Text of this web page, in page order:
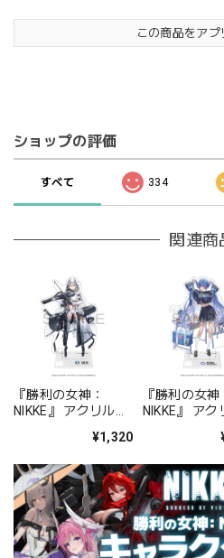
この商品をアプ
ショップの評価
すべて 334
関連商
『勝利の女神：
NIKKE』 アクリルス
¥1,320
『勝利の女神
NIKKE』 アク
ォーチュン